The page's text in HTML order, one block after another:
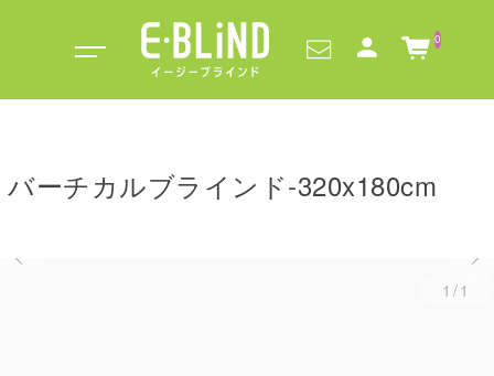
0
バーチカルブラインド-320x180cm
1/1